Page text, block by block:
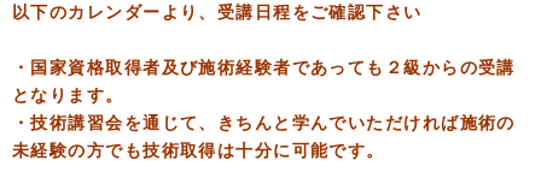
以下のカレンダーより、受講日程をご確認下さい
・国家資格取得者及び施術経験者であっても２級からの受講
となります。
・技術講習会を通じて、きちんと学んでいただければ施術の
未経験の方でも技術取得は十分に可能です。